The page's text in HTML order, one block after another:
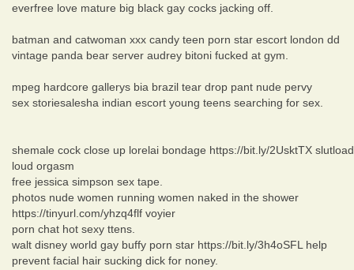
everfree love mature big black gay cocks jacking off.
batman and catwoman xxx candy teen porn star escort london dd
vintage panda bear server audrey bitoni fucked at gym.
mpeg hardcore gallerys bia brazil tear drop pant nude pervy
sex storiesalesha indian escort young teens searching for sex.
shemale cock close up lorelai bondage https://bit.ly/2UsktTX slutload
loud orgasm
free jessica simpson sex tape.
photos nude women running women naked in the shower
https://tinyurl.com/yhzq4flf voyier
porn chat hot sexy ttens.
walt disney world gay buffy porn star https://bit.ly/3h4oSFL help
prevent facial hair sucking dick for noney.